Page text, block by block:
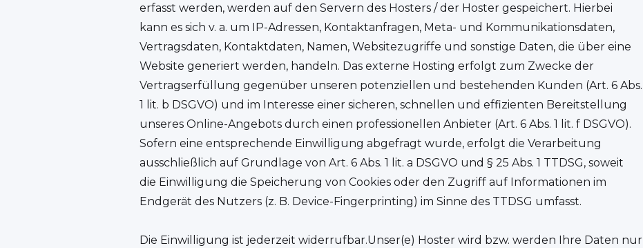
erfasst werden, werden auf den Servern des Hosters / der Hoster gespeichert. Hierbei
kann es sich v. a. um IP-Adressen, Kontaktanfragen, Meta- und Kommunikationsdaten,
Vertragsdaten, Kontaktdaten, Namen, Websitezugriffe und sonstige Daten, die über eine
Website generiert werden, handeln. Das externe Hosting erfolgt zum Zwecke der
Vertragserfüllung gegenüber unseren potenziellen und bestehenden Kunden (Art. 6 Abs.
1 lit. b DSGVO) und im Interesse einer sicheren, schnellen und effizienten Bereitstellung
unseres Online-Angebots durch einen professionellen Anbieter (Art. 6 Abs. 1 lit. f DSGVO).
Sofern eine entsprechende Einwilligung abgefragt wurde, erfolgt die Verarbeitung
ausschließlich auf Grundlage von Art. 6 Abs. 1 lit. a DSGVO und § 25 Abs. 1 TTDSG, soweit
die Einwilligung die Speicherung von Cookies oder den Zugriff auf Informationen im
Endgerät des Nutzers (z. B. Device-Fingerprinting) im Sinne des TTDSG umfasst.
Die Einwilligung ist jederzeit widerrufbar.Unser(e) Hoster wird bzw. werden Ihre Daten nur